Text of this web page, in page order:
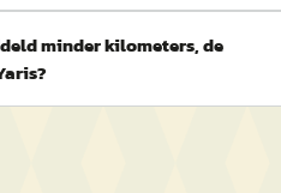
minder kilometers, de